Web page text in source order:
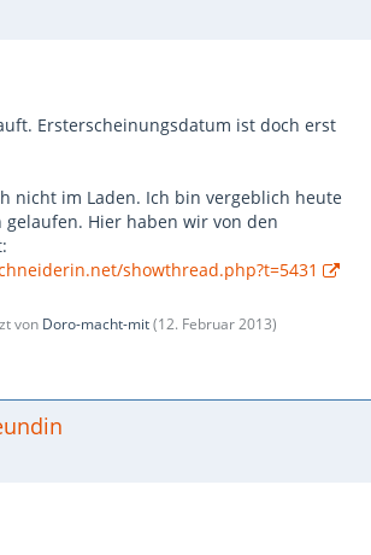
Ersterscheinungsdatum ist doch erst
nicht im Laden. Ich bin vergeblich heute
Hier haben wir von den
showthread.php?t=5431
von Doro-macht-mit(12. Februar 2013)